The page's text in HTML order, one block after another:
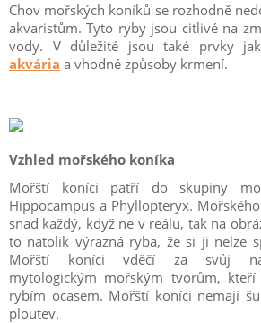
Chov mořských koníků se rozhodně
akvaristům. Tyto ryby jsou citlivé na
vody. V důležité jsou také prvky
akvária a vhodné způsoby krmení.
Vzhled mořského koníka
Mořští koníci patří do skupiny
Hippocampus a Phyllopteryx.
snad každý, když ne v reálu, tak na
to natolik výrazná ryba, že si ji nelze
Mořští koníci vděčí za svůj
mytologickým mořským tvorům,
rybím ocasem. Mořští koníci nemají
ploutev.